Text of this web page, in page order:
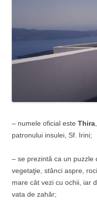
– numele oficial este Thira
patronului insulei, Sf. Irini;
– se prezintă ca un puzzle
vegetaţie, stânci aspre,
mare cât vezi cu ochii, iar
vata de zahăr;